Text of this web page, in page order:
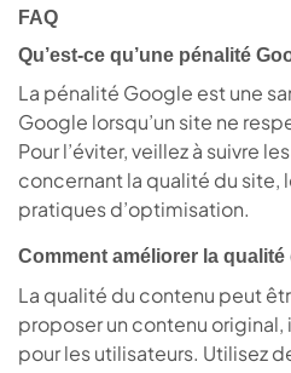
FAQ
Qu’est-ce qu’une pénalité
La pénalité Google est une
Google lorsqu’un site ne
Pour l’éviter, veillez à suivre
concernant la qualité du site,
pratiques d’optimisation.
Comment améliorer la
La qualité du contenu peut
proposer un contenu
pour les utilisateurs. Utilisez